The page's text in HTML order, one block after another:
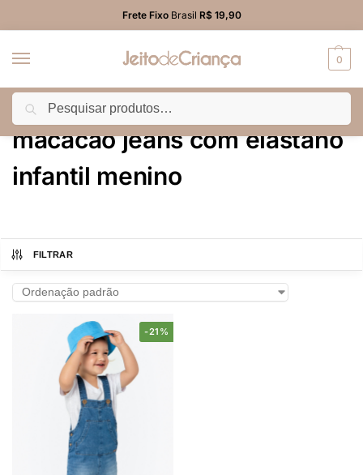
Frete FixoBrasil R$ 19,90
0
Início Produtos marcados com a tag “macacão jeans com elastano infantil menino”
macacão jeans com elastano
infantil menino
FILTRAR
-21%